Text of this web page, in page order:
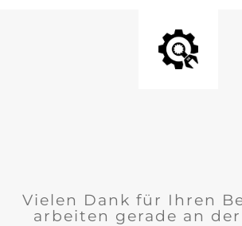
Vielen Dank für Ihren
arbeiten gerade an